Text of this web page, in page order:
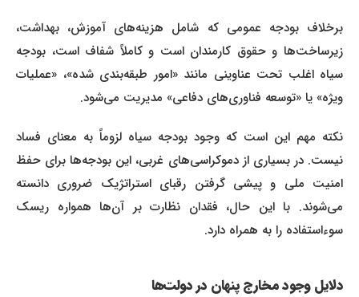
برخلاف بودجه عمومی که شامل هزینه‌های آموزش، بهداشت،
زیرساخت‌ها و حقوق کارمندان است و کاملاً شفاف است، بودجه
سیاه اغلب تحت عناوینی مانند «امور طبقه‌بندی شده»، «عملیات
ویژه» یا «توسعه فناوری‌های دفاعی» مدیریت می‌شود.
نکته مهم این است که وجود بودجه سیاه لزوماً به معنای فساد
نیست. در بسیاری از دموکراسی‌های غربی، این بودجه‌ها برای حفظ
امنیت ملی و پیشی گرفتن رقبای استراتژیک ضروری دانسته
می‌شوند. با این حال، فقدان نظارت بر آن‌ها همواره ریسک
سوءاستفاده را به همراه دارد.
دلایل وجود مخارج پنهان در دولت‌ها